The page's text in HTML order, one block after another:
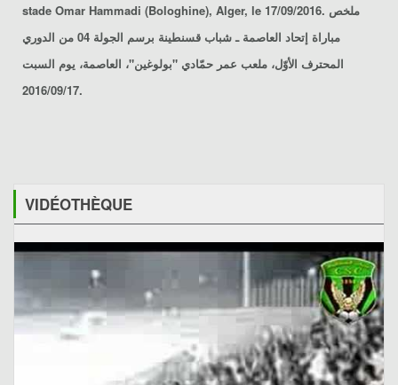
stade Omar Hammadi (Bologhine), Alger, le 17/09/2016. ملخص
مباراة إتحاد العاصمة ـ شباب قسنطينة
برسم الجولة 04 من الدوري
المحترف الأوّل، ملعب عمر حمّادي "بولوغين"، العاصمة، يوم السبت
2016/09/17.
VIDÉOTHÈQUE